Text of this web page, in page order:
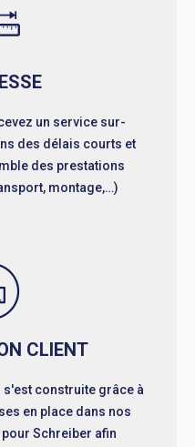
un service sur-
des délais courts et
des prestations
montage,…)
CLIENT
s'est construite grâce à
en place dans nos
Schreiber afin